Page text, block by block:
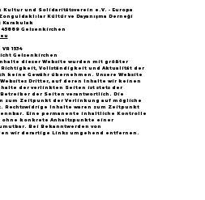
Kultur und Solidaritätsverein e.V. - Europa
Kültür ve Dayanışma Derneği
Karakulak
Gelsenkirchen
1534
Gelsenkirchen
dieser Website wurden mit größter
Vollständigkeit und Aktualität der
keine Gewähr übernehmen. Unsere Website
Dritter, auf deren Inhalte wir keinen
der verlinkten Seiten ist stets der
der Seiten verantwortlich. Die
zum Zeitpunkt der Verlinkung auf mögliche
Rechtswidrige Inhalte waren zum Zeitpunkt
Eine permanente inhaltliche Kontrolle
konkrete Anhaltspunkte einer
Bei Bekanntwerden von
wir derartige Links umgehend entfernen.